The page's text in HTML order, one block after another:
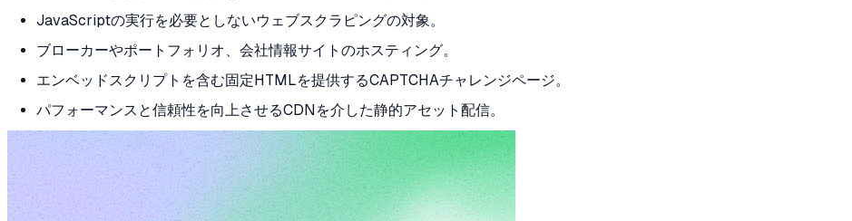
JavaScriptの実行を必要としないウェブスクラピングの対象。
ブローカーやポートフォリオ、会社情報サイトのホスティング。
エンベッドスクリプトを含む固定HTMLを提供するCAPTCHAチャレンジページ。
パフォーマンスと信頼性を向上させるCDNを介した静的アセット配信。